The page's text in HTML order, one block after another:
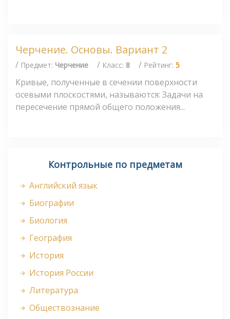
Черчение. Основы. Вариант 2
/ Предмет: Черчение / Класс: 8 / Рейтинг: 5
Кривые, полученные в сечении поверхности
осевыми плоскостями, называются: Задачи на
пересечение прямой общего положения...
Контрольные по предметам
Английский язык
Биографии
Биология
География
История
История России
Литература
Обществознание